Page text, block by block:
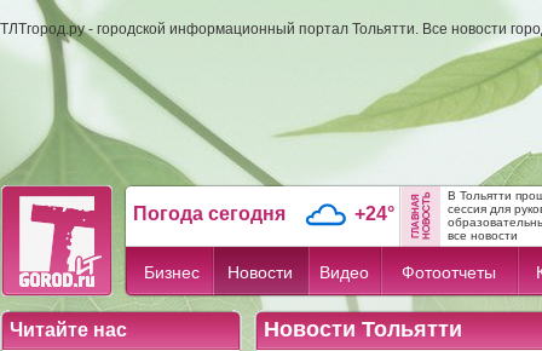
ТЛТгород.ру - городской информационный портал Тольятти. Все новости
Погода сегодня +24°
В Тольятти
сессия для
все новости
Бизнес Новости Видео Фотоотчеты
Читайте нас Новости Тольятти